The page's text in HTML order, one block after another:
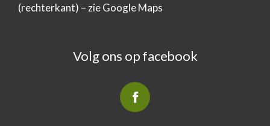
(rechterkant) – zie Google Maps
Volg ons op facebook